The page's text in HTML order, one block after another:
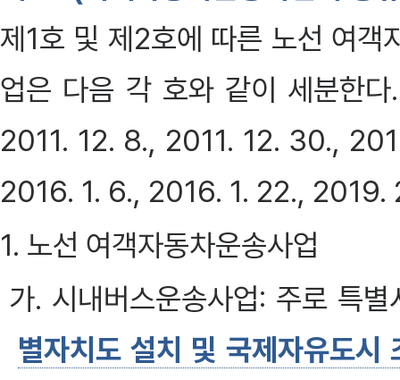
제1호 및 제2호에 따른 노선 여객
업은 다음 각 호와 같이 세분한
2011. 12. 8., 2011. 12. 30.,
2016. 1. 6., 2016. 1. 22.,
1. 노선 여객자동차운송사업
가. 시내버스운송사업: 주로 특
별자치도 설치 및 국제자유도시